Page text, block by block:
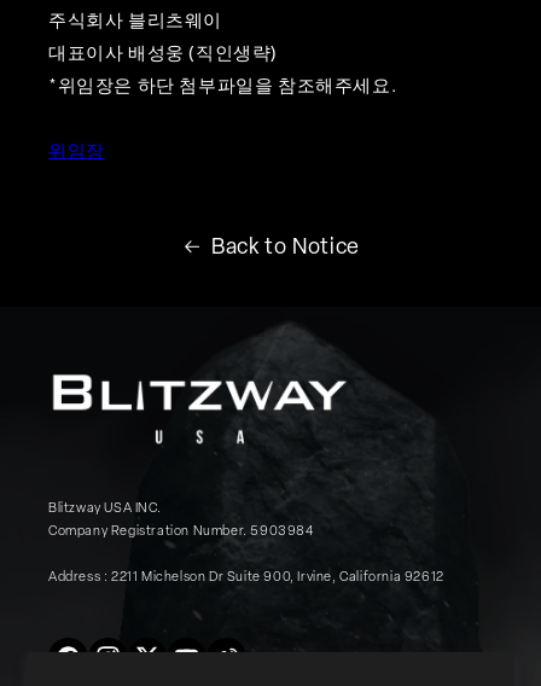
주식회사 블리츠웨이
대표이사 배성웅 (직인생략)
*위임장은 하단 첨부파일을 참조해주세요.
위임장
Back to Notice
Blitzway USA INC.
Company Registration Number. 5903984
Address : 2211 Michelson Dr Suite 900, Irvine, California 92612